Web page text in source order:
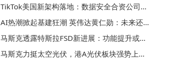
TikTok美国新架构落地：数据安全合资公司成立，字节跳动保算法IP成最大股东
AI热潮掀起基建狂潮 英伟达黄仁勋：未来还需数万亿美元投入
马斯克透露特斯拉FSD新进展：功能提升或涨价，有望下月获欧中批准
马斯克力挺太空光伏，港A光伏板块强势上扬，行业迎来新契机